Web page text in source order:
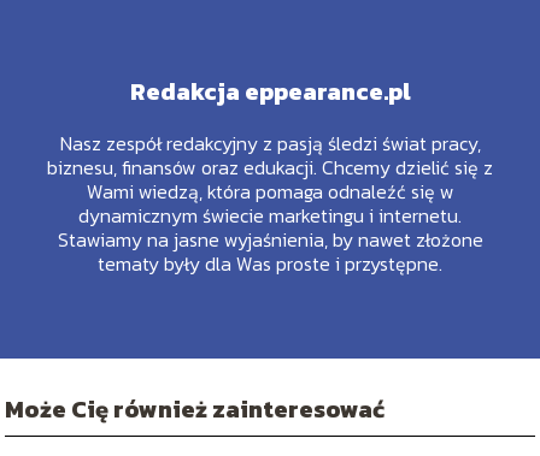
Redakcja eppearance.pl
Nasz zespół redakcyjny z pasją śledzi świat pracy,
biznesu, finansów oraz edukacji. Chcemy dzielić się z
Wami wiedzą, która pomaga odnaleźć się w
dynamicznym świecie marketingu i internetu.
Stawiamy na jasne wyjaśnienia, by nawet złożone
tematy były dla Was proste i przystępne.
Może Cię również zainteresować